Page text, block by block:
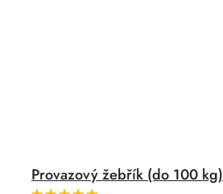
Provazový žebřík (do 100 kg)